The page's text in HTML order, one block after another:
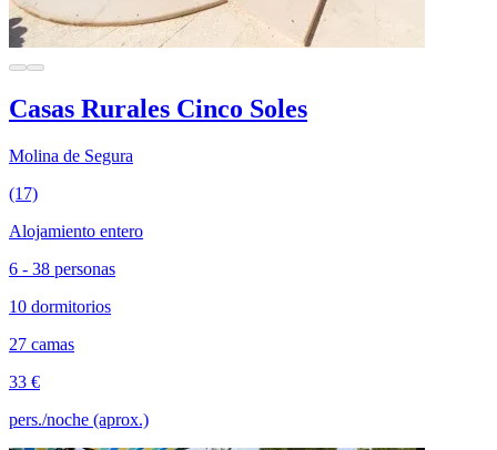
Casas Rurales Cinco Soles
Molina de Segura
(17)
Alojamiento entero
6 - 38 personas
10 dormitorios
27 camas
33 €
pers./noche (aprox.)